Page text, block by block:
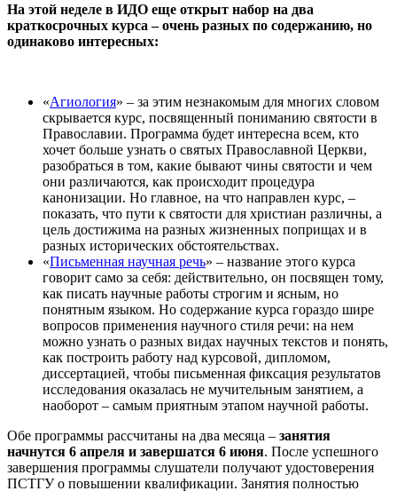
На этой неделе в ИДО еще открыт набор на два
краткосрочных курса – очень разных по содержанию, но
одинаково интересных:
«Агиология» – за этим незнакомым для многих словом
скрывается курс, посвященный пониманию святости в
Православии. Программа будет интересна всем, кто
хочет больше узнать о святых Православной Церкви,
разобраться в том, какие бывают чины святости и чем
они различаются, как происходит процедура
канонизации. Но главное, на что направлен курс, –
показать, что пути к святости для христиан различны, а
цель достижима на разных жизненных поприщах и в
разных исторических обстоятельствах.
«Письменная научная речь» – название этого курса
говорит само за себя: действительно, он посвящен тому,
как писать научные работы строгим и ясным, но
понятным языком. Но содержание курса гораздо шире
вопросов применения научного стиля речи: на нем
можно узнать о разных видах научных текстов и понять,
как построить работу над курсовой, дипломом,
диссертацией, чтобы письменная фиксация результатов
исследования оказалась не мучительным занятием, а
наоборот – самым приятным этапом научной работы.
Обе программы рассчитаны на два месяца – занятия
начнутся 6 апреля и завершатся 6 июня. После успешного
завершения программы слушатели получают удостоверения
ПСТГУ о повышении квалификации. Занятия полностью